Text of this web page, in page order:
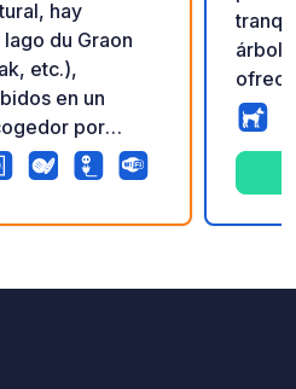
hay
du Graon
etc.),
en un
por
los
"Ateepeek".
sus
y la